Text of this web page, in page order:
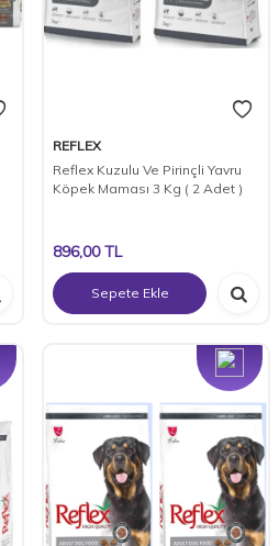
REFLEX
Reflex Kuzulu Ve Pirinçli Yavru
Köpek Maması 3 Kg ( 2 Adet )
896,00TL
Sepete Ekle
Yeni